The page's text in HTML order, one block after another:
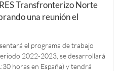
Transfronterizo Norte
una reunión el
el programa de trabajo
2022-2023, se desarrollará
horas en España) y tendrá